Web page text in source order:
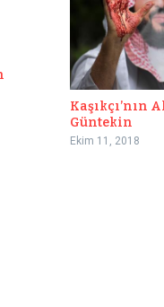
Kaşıkçı’nın
Güntekin
Ekim 11, 2018